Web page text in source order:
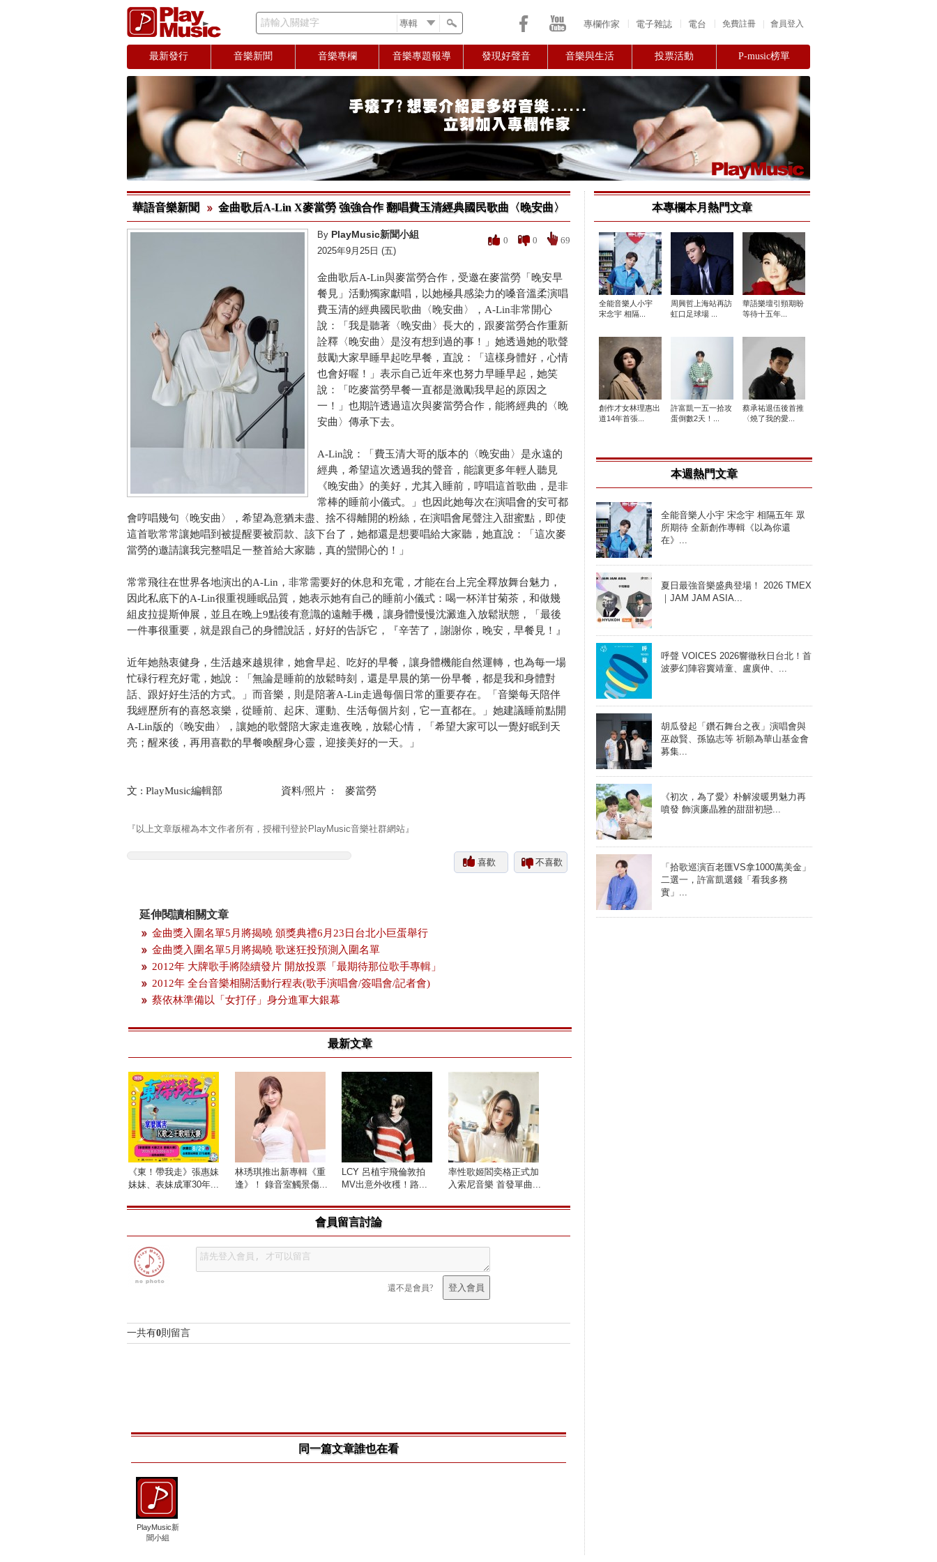
請輸入關鍵字 會員登入
免費註冊
專欄作家 電子雜誌 電台
最新發行 音樂新聞 音樂專欄 音樂專題報導 發現好聲音 音樂與生活 投票活動 P-music榜單
華語音樂新聞 金曲歌后A-Lin X麥當勞 強強合作 翻唱費玉清經典國民歌曲〈晚安曲〉
0 0 69
By PlayMusic新聞小組
2025年9月25日 (五)
金曲歌后A-Lin與麥當勞合作，受邀在麥當勞「晚安早
餐見」活動獨家獻唱，以她極具感染力的嗓音溫柔演唱
費玉清的經典國民歌曲〈晚安曲〉，A-Lin非常開心
說：「我是聽著〈晚安曲〉長大的，跟麥當勞合作重新
詮釋〈晚安曲〉是沒有想到過的事！」她透過她的歌聲
鼓勵大家早睡早起吃早餐，直說：「這樣身體好，心情
也會好喔！」表示自己近年來也努力早睡早起，她笑
說：「吃麥當勞早餐一直都是激勵我早起的原因之
一！」也期許透過這次與麥當勞合作，能將經典的〈晚
安曲〉傳承下去。
A-Lin說：「費玉清大哥的版本的〈晚安曲〉是永遠的
經典，希望這次透過我的聲音，能讓更多年輕人聽見
《晚安曲》的美好，尤其入睡前，哼唱這首歌曲，是非
常棒的睡前小儀式。」也因此她每次在演唱會的安可都
會哼唱幾句〈晚安曲〉，希望為意猶未盡、捨不得離開的粉絲，在演唱會尾聲注入甜蜜點，即使
這首歌常常讓她唱到被提醒要被罰款、該下台了，她都還是想要唱給大家聽，她直說：「這次麥
當勞的邀請讓我完整唱足一整首給大家聽，真的蠻開心的！」
常常飛往在世界各地演出的A-Lin，非常需要好的休息和充電，才能在台上完全釋放舞台魅力，
因此私底下的A-Lin很重視睡眠品質，她表示她有自己的睡前小儀式：喝一杯洋甘菊茶，和做幾
組皮拉提斯伸展，並且在晚上9點後有意識的遠離手機，讓身體慢慢沈澱進入放鬆狀態，「最後
一件事很重要，就是跟自己的身體說話，好好的告訴它，『辛苦了，謝謝你，晚安，早餐見！』
近年她熱衷健身，生活越來越規律，她會早起、吃好的早餐，讓身體機能自然運轉，也為每一場
忙碌行程充好電，她說：「無論是睡前的放鬆時刻，還是早晨的第一份早餐，都是我和身體對
話、跟好好生活的方式。」而音樂，則是陪著A-Lin走過每個日常的重要存在。「音樂每天陪伴
我經歷所有的喜怒哀樂，從睡前、起床、運動、生活每個片刻，它一直都在。」她建議睡前點開
A-Lin版的〈晚安曲〉，讓她的歌聲陪大家走進夜晚，放鬆心情，「希望大家可以一覺好眠到天
亮；醒來後，再用喜歡的早餐喚醒身心靈，迎接美好的一天。」
文 : PlayMusic編輯部 資料/照片 : 麥當勞
『以上文章版權為本文作者所有，授權刊登於PlayMusic音樂社群網站』
喜歡 不喜歡
延伸閱讀相關文章
金曲獎入圍名單5月將揭曉 頒獎典禮6月23日台北小巨蛋舉行
金曲獎入圍名單5月將揭曉 歌迷狂投預測入圍名單
2012年 大牌歌手將陸續發片 開放投票「最期待那位歌手專輯」
2012年 全台音樂相關活動行程表(歌手演唱會/簽唱會/記者會)
蔡依林準備以「女打仔」身分進軍大銀幕
最新文章
《東！帶我走》張惠妹
妹妹、表妹成軍30年...
林琇琪推出新專輯《重
逢》！ 錄音室觸景傷...
LCY 呂植宇飛倫敦拍
MV出意外收穫！路...
率性歌姬閻奕格正式加
入索尼音樂 首發單曲...
會員留言討論
還不是會員?
一共有0則留言
同一篇文章誰也在看
PlayMusic新
聞小組
本專欄本月熱門文章
全能音樂人小宇
宋念宇 相隔...
周興哲上海站再訪
虹口足球場 ...
華語樂壇引頸期盼
等待十五年...
創作才女林理惠出
道14年首張...
許富凱一五一拾攻
蛋倒數2天！...
蔡承祐退伍後首推
〈燒了我的愛...
本週熱門文章
全能音樂人小宇 宋念宇 相隔五年 眾
所期待 全新創作專輯《以為你還
在》...
夏日最強音樂盛典登場！ 2026 TMEX
｜JAM JAM ASIA...
呼聲 VOICES 2026響徹秋日台北！首
波夢幻陣容竇靖童、盧廣仲、...
胡瓜發起「鑽石舞台之夜」演唱會與
巫啟賢、孫協志等 祈願為華山基金會
募集...
《初次，為了愛》朴解浚暖男魅力再
噴發 飾演廉晶雅的甜甜初戀...
「拾歌巡演百老匯VS拿1000萬美金」
二選一，許富凱選錢「看我多務
實」...